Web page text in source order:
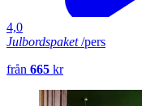
4,0
Julbordspaket/pers
från 665 kr